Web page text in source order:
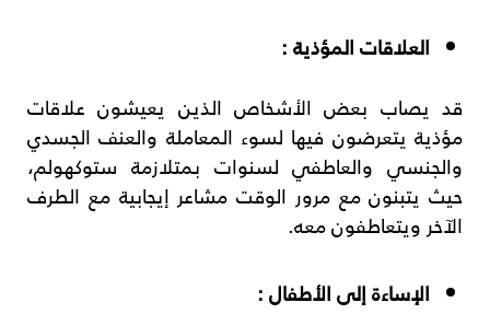
العلاقات المؤذية :
قد يصاب بعض الأشخاص الذين يعيشون علاقات
مؤذية يتعرضون فيها لسوء المعاملة والعنف الجسدي
والجنسي والعاطفي لسنوات بمتلازمة ستوكهولم،
حيث يتبنون مع مرور الوقت مشاعر إيجابية مع الطرف
الآخر ويتعاطفون معه.
الإساءة إلى الأطفال :